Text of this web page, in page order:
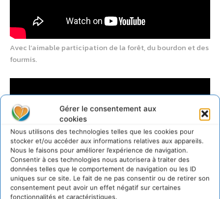
Gérer le consentement aux
cookies
Nous utilisons des technologies telles que les cookies pour
stocker et/ou accéder aux informations relatives aux appareils.
Nous le faisons pour améliorer l’expérience de navigation.
Consentir à ces technologies nous autorisera à traiter des
données telles que le comportement de navigation ou les ID
uniques sur ce site. Le fait de ne pas consentir ou de retirer son
consentement peut avoir un effet négatif sur certaines
fonctionnalités et caractéristiques.
Avec l’aimable participation de la forêt, du bourdon et des
fourmis.